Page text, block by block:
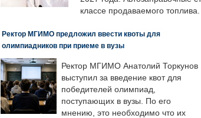
классе продаваемого топлива.
Ректор МГИМО предложил ввести квоты для
олимпиадников при приеме в вузы
Ректор МГИМО Анатолий Торкунов
выступил за введение квот для
победителей олимпиад,
поступающих в вузы. По его
мнению, это необходимо что их